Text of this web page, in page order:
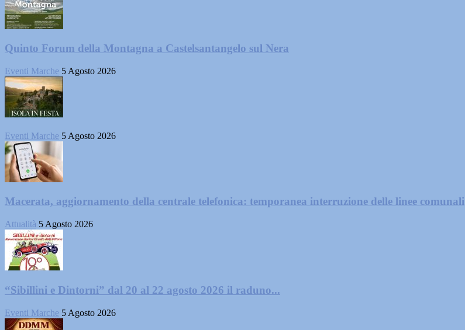
Quinto Forum della Montagna a Castelsantangelo sul Nera
Eventi Marche 5 Agosto 2026
Eventi Marche 5 Agosto 2026
Macerata, aggiornamento della centrale telefonica: temporanea interruzione delle linee comunali
Attualità 5 Agosto 2026
“Sibillini e Dintorni” dal 20 al 22 agosto 2026 il raduno...
Eventi Marche 5 Agosto 2026